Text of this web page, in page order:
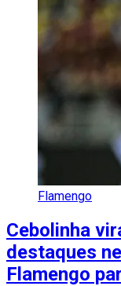
Flamengo
Cebolinha
destaques
Flamengo